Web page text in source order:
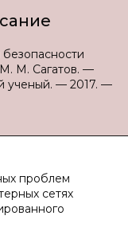
М. Сагатов. —
ученый. — 2017. —
проблем
сетях